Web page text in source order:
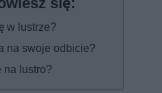
w lustrze?
na swoje odbicie?
na lustro?